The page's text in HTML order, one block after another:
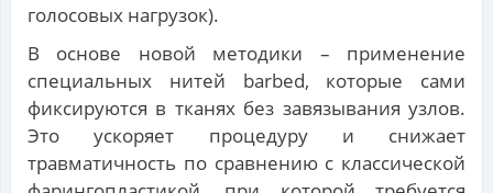
голосовых нагрузок).
В основе новой методики – применение
специальных нитей barbed, которые сами
фиксируются в тканях без завязывания узлов.
Это ускоряет процедуру и снижает
травматичность по сравнению с классической